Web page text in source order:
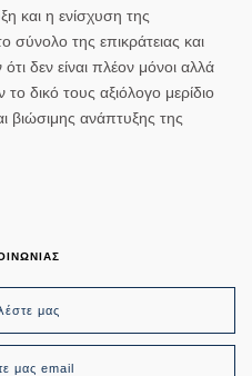
και η ενίσχυση της
σύνολο της επικράτειας και
δεν είναι πλέον μόνοι αλλά
δικό τους αξιόλογο μερίδιο
βιώσιμης ανάπτυξης της
μας
μας email